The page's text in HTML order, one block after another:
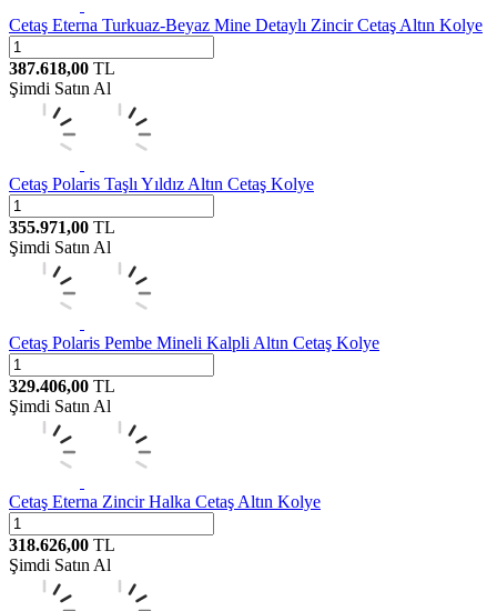
Cetaş Eterna Turkuaz-Beyaz Mine Detaylı Zincir Cetaş Altın Kolye
387.618,00 TL
Şimdi Satın Al
Cetaş Polaris Taşlı Yıldız Altın Cetaş Kolye
355.971,00 TL
Şimdi Satın Al
Cetaş Polaris Pembe Mineli Kalpli Altın Cetaş Kolye
329.406,00 TL
Şimdi Satın Al
Cetaş Eterna Zincir Halka Cetaş Altın Kolye
318.626,00 TL
Şimdi Satın Al